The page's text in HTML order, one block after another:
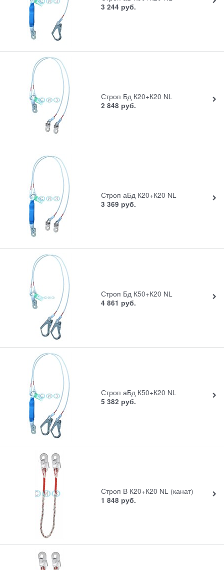
3 244 руб.
Строп Бд К20+К20 NL
2 848 руб.
Строп аБд К20+К20 NL
3 369 руб.
Строп Бд К50+К20 NL
4 861 руб.
Строп аБд К50+К20 NL
5 382 руб.
Строп В К20+К20 NL (канат)
1 848 руб.